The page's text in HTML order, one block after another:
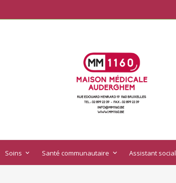
Soins Santé communautaire Assistant social